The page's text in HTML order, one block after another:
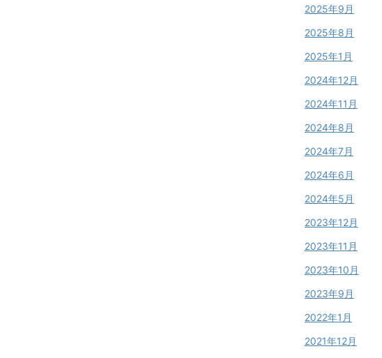
2025年9月
2025年8月
2025年1月
2024年12月
2024年11月
2024年8月
2024年7月
2024年6月
2024年5月
2023年12月
2023年11月
2023年10月
2023年9月
2022年1月
2021年12月